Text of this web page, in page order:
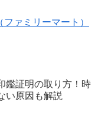
ァミリーマート）
鑑証明の取り方！時
い原因も解説